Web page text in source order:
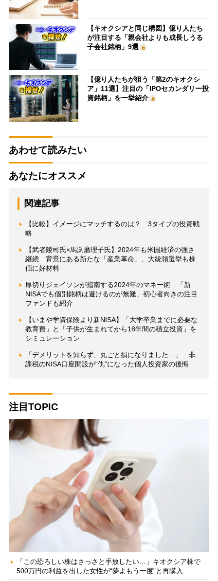
【キオクシアと同じ構図】億り人たち
が注目する「親会社よりも成長しうる
子会社銘柄」9選
【億り人たちが狙う「第2のキオクシ
ア」11選】注目の「IPOセカンダリー投
資銘柄」を一挙紹介
あわせて読みたい
あなたにオススメ
関連記事
【比較】イメージにマッチするのは？ 3タイプの投資戦
略
【武者陵司氏×馬渕磨理子氏】2024年も米国経済の強さ
継続 背景にある新たな「産業革命」、大統領選挙も株
価に好材料
厚切りジェイソンが指南する2024年のマネー術 「新
NISAでも個別銘柄は避けるのが無難」初心者向きの注目
ファンドも紹介
【いまや学資保険より新NISA】「大学卒業までに必要な
教育費」と「子供が生まれてから18年間の積立投資」を
シミュレーション
「デメリットを知らず、丸ごと損になりました…」 非
課税のNISA口座開設が“仇”になった個人投資家の後悔
注目TOPIC
「この恐ろしい株はさっさと手放したい…」キオクシア株で
500万円の利益を出した女性が“夢よもう一度”と再購入